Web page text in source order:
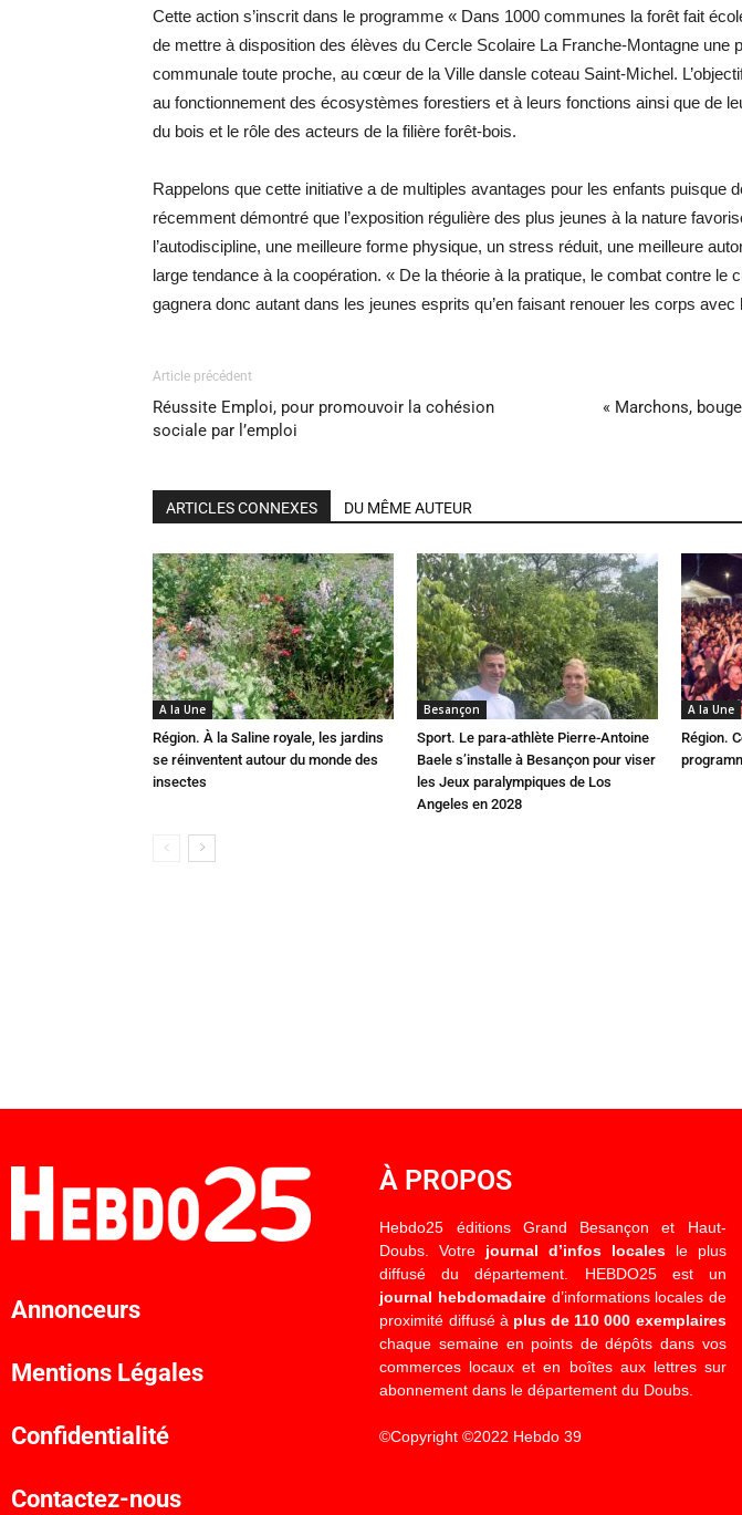
Cette action s’inscrit dans le programme « Dans 1000 communes la forêt fait
de mettre à disposition des élèves du Cercle Scolaire La Franche-Montagne une
communale toute proche, au cœur de la Ville dansle coteau Saint-Michel.
au fonctionnement des écosystèmes forestiers et à leurs fonctions ainsi que de
du bois et le rôle des acteurs de la filière forêt-bois.
Rappelons que cette initiative a de multiples avantages pour les enfants puisque
récemment démontré que l’exposition régulière des plus jeunes à la nature
l’autodiscipline, une meilleure forme physique, un stress réduit, une meilleure
large tendance à la coopération. « De la théorie à la pratique, le combat contre le
gagnera donc autant dans les jeunes esprits qu’en faisant renouer les corps avec
Article précédent
Réussite Emploi, pour promouvoir la cohésion
sociale par l’emploi
« Marchons,
ARTICLES CONNEXES DU MÊME AUTEUR
A la Une
Région. À la Saline royale, les jardins
se réinventent autour du monde des
insectes
Besançon
Sport. Le para-athlète Pierre-Antoine
Baele s’installe à Besançon pour viser
les Jeux paralympiques de Los
Angeles en 2028
A la Une
Région.
Annonceurs
Mentions Légales
Confidentialité
Contactez-nous
À PROPOS
Hebdo25 éditions Grand Besançon et Haut-
Doubs. Votre journal d’infos localesle plus
diffusé du département. HEBDO25 est un
journal hebdomadaired’informations locales de
proximité diffusé à plus de 110 000 exemplaires
chaque semaine en points de dépôts dans vos
commerces locaux et en boîtes aux lettres sur
abonnement dans le département du Doubs.
©Copyright ©2022 Hebdo 39